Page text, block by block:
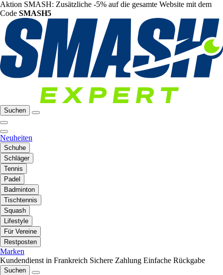
Aktion SMASH: Zusätzliche -5% auf die gesamte Website mit dem
Code SMASH5
Suchen
Neuheiten
Schuhe
Schläger
Tennis
Padel
Badminton
Tischtennis
Squash
Lifestyle
Für Vereine
Restposten
Marken
Kundendienst in Frankreich Sichere Zahlung Einfache Rückgabe
Suchen